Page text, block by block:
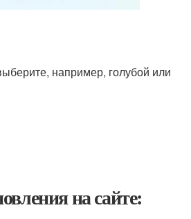
например, голубой или
на сайте: